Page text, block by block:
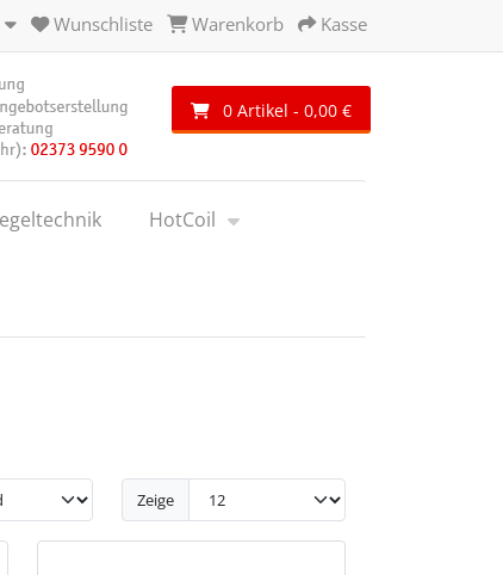
Wunschliste Warenkorb Kasse
0 Artikel - 0,00 €
HotCoil
Zeige